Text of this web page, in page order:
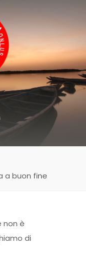
a buon fine
non è
di